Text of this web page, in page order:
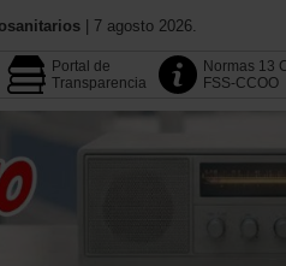
| 7 agosto 2026.
Portal de
Transparencia
Normas 13
FSS-CCOO